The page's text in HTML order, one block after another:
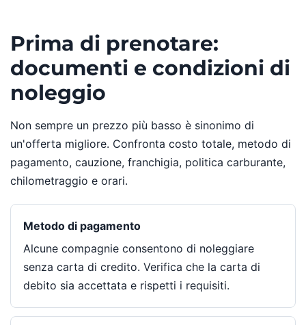
Prima di prenotare:
documenti e condizioni di
noleggio
Non sempre un prezzo più basso è sinonimo di
un'offerta migliore. Confronta costo totale, metodo di
pagamento, cauzione, franchigia, politica carburante,
chilometraggio e orari.
Metodo di pagamento
Alcune compagnie consentono di noleggiare
senza carta di credito. Verifica che la carta di
debito sia accettata e rispetti i requisiti.